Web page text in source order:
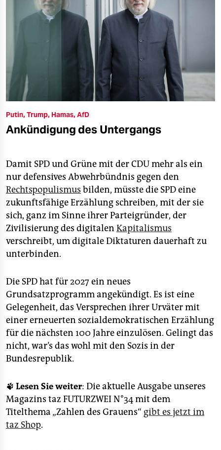
Putin, Trump, Hamas, AfD
Ankündigung des Untergangs
Damit SPD und Grüne mit der CDU mehr als ein
nur defensives Abwehrbündnis gegen den
Rechtspopulismus bilden, müsste die SPD eine
zukunftsfähige Erzählung schreiben, mit der sie
sich, ganz im Sinne ihrer Parteigründer, der
Zivilisierung des digitalen Kapitalismus
verschreibt, um digitale Diktaturen dauerhaft zu
unterbinden.
Die SPD hat für 2027 ein neues
Grundsatzprogramm angekündigt. Es ist eine
Gelegenheit, das Versprechen ihrer Urväter mit
einer erneuerten sozialdemokratischen Erzählung
für die nächsten 100 Jahre einzulösen. Gelingt das
nicht, war’s das wohl mit den Sozis in der
Bundesrepublik.
🐾 Lesen Sie weiter: Die aktuelle Ausgabe unseres
Magazins taz FUTURZWEI N°34 mit dem
Titelthema „Zahlen des Grauens“ gibt es jetzt im
taz Shop.